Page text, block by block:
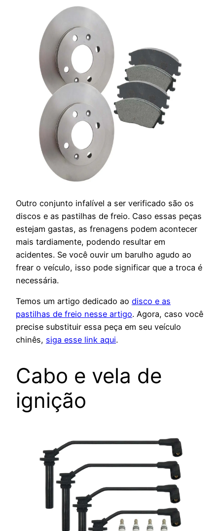
Outro conjunto infalível a ser verificado são os
discos e as pastilhas de freio. Caso essas peças
estejam gastas, as frenagens podem acontecer
mais tardiamente, podendo resultar em
acidentes. Se você ouvir um barulho agudo ao
frear o veículo, isso pode significar que a troca é
necessária.
Temos um artigo dedicado ao disco e as
pastilhas de freio nesse artigo. Agora, caso você
precise substituir essa peça em seu veículo
chinês, siga esse link aqui.
Cabo e vela de
ignição